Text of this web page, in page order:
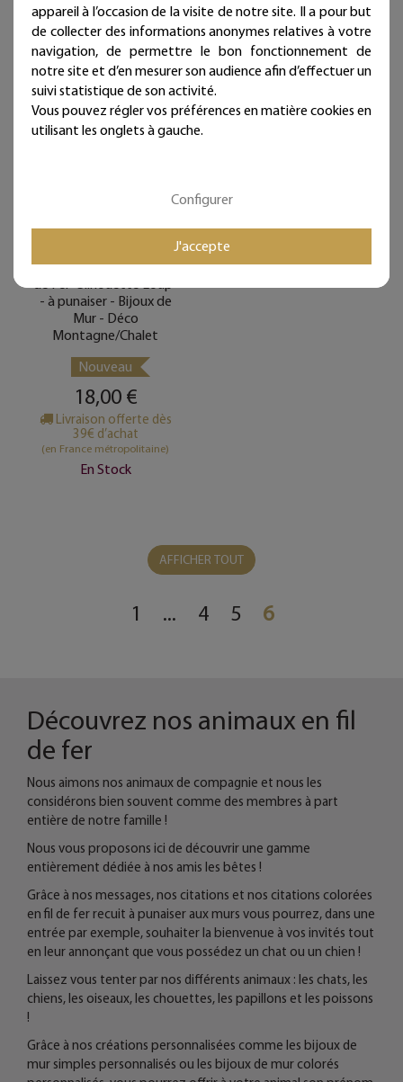
En Stock (en France métropolitaine)
En Stock
Décoration Murale en Fil
de Fer "Silhouette Loup"
- à punaiser - Bijoux de
Mur - Déco
Montagne/Chalet
Nouveau
18,00 €
Livraison offerte dès
39€ d’achat
(en France métropolitaine)
En Stock
AFFICHER TOUT
1 ... 4 5 6
Découvrez nos animaux en fil
de fer
Nous aimons nos animaux de compagnie et nous les
considérons bien souvent comme des membres à part
entière de notre famille !
Nous vous proposons ici de découvrir une gamme
entièrement dédiée à nos amis les bêtes !
Grâce à nos messages, nos citations et nos citations colorées
en fil de fer recuit à punaiser aux murs vous pourrez, dans une
entrée par exemple, souhaiter la bienvenue à vos invités tout
en leur annonçant que vous possédez un chat ou un chien !
Laissez vous tenter par nos différents animaux : les chats, les
chiens, les oiseaux, les chouettes, les papillons et les poissons
!
Grâce à nos créations personnalisées comme les bijoux de
mur simples personnalisés ou les bijoux de mur colorés
appareil à l’occasion de la visite de notre site. Il a pour but
de collecter des informations anonymes relatives à votre
navigation, de permettre le bon fonctionnement de
notre site et d’en mesurer son audience afin d’effectuer un
suivi statistique de son activité.
Vous pouvez régler vos préférences en matière cookies en
utilisant les onglets à gauche.
Configurer
J'accepte